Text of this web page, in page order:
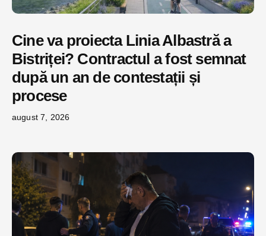
Cine va proiecta Linia Albastră a
Bistriței? Contractul a fost semnat
după un an de contestații și
procese
august 7, 2026